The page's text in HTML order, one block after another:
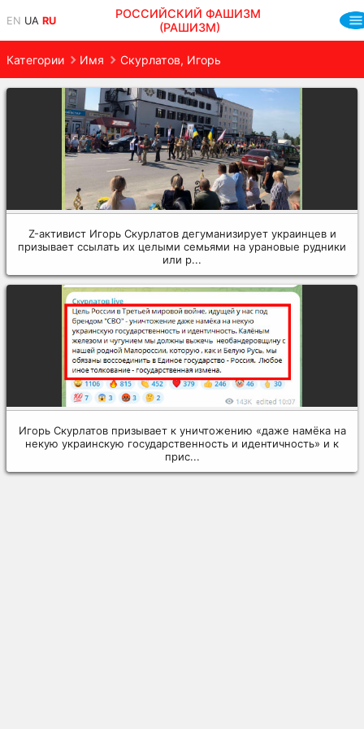
EN UA RU
РОССИЙСКИЙ ФАШИЗМ
(РАШИЗМ)
Категории Имя Скурлатов, Игорь
Z-активист Игорь Скурлатов дегуманизирует украинцев и
призывает ссылать их целыми семьями на урановые рудники
или р...
Игорь Скурлатов призывает к уничтожению «даже намёка на
некую украинскую государственность и идентичность» и к
прис...